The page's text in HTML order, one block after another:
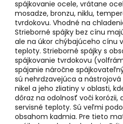
spájkovanie ocele, vrátane
mosadze, bronzu, niklu,
tvrdokovu. Vhodné na
Strieborné spájky bez cínu
ale na úkor chýbajúceho cínu
teploty. Strieborné spájky s
spájkovanie tvrdokovu
spájanie náročne
sú nehrdzavejúca a
nikel a jeho zliatiny v oblasti,
dôraz na odolnosť voči korózii,
servisné teploty. Sú veľmi
obsahom kadmia. Pre tieto